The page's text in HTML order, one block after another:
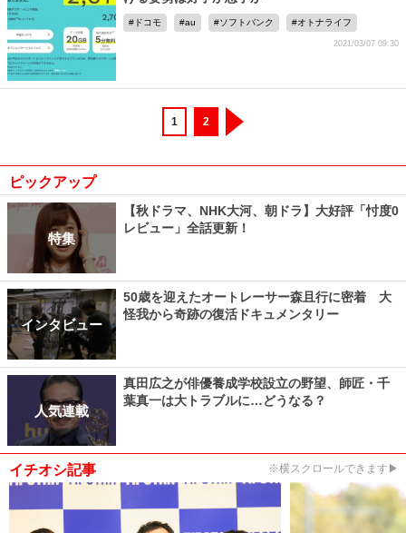
ドコモ au ソフトバンク オトナライフ
2021/03/07 09:30
1 2
ピックアップ
特集
【秋ドラマ、NHK大河、朝ドラ】大好評「忖度0
レビュー」全話更新！
インタビュー
50歳を迎えたオートレーサー森且行に密着 大
怪我から奇跡の復活ドキュメンタリー
人気連載
真田広之が俳優養成学校設立の野望、師匠・千
葉真一は大トラブルに…どうなる？
イチオシ記事 ※横スクロールできます▶